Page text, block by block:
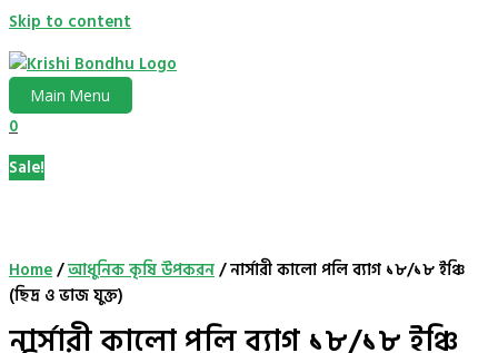
Skip to content
Main Menu
0
Sale!
Home/আধুনিক কৃষি উপকরন/ নার্সারী কালো পলি ব্যাগ ১৮/১৮ ইঞ্চি
(ছিদ্র ও ভাজ যুক্ত)
নার্সারী কালো পলি ব্যাগ ১৮/১৮ ইঞ্চি